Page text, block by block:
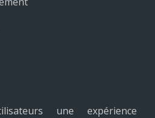
une expérience